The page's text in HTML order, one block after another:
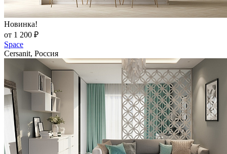
Новинка!
от 1 200 ₽
Space
Cersanit, Россия